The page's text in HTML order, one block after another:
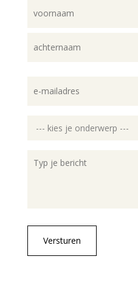
(Vereist)
mailadres
Onderwerp
Bericht
(Vereist)